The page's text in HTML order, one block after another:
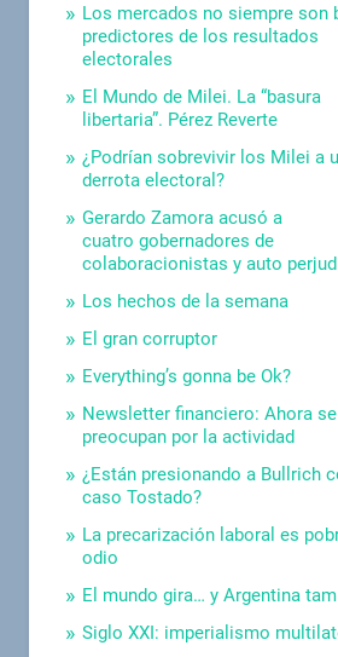
Los mercados no siempre son
predictores de los resultados
electorales
El Mundo de Milei. La “basura
libertaria”. Pérez Reverte
¿Podrían sobrevivir los Milei a
derrota electoral?
Gerardo Zamora acusó a
cuatro gobernadores de
colaboracionistas y auto
Los hechos de la semana
El gran corruptor
Everything’s gonna be Ok?
Newsletter financiero: Ahora se
preocupan por la actividad
¿Están presionando a Bullrich
caso Tostado?
La precarización laboral es
odio
El mundo gira… y Argentina
Siglo XXI: imperialismo